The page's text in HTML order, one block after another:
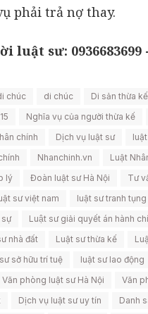
phải trả nợ thay.
sư: 0936683699 -
chúc di chúc Di sản thừa
Nghĩa vụ của người thừa kế
chính Dịch vụ luật sư
Nhanchinh.vn Luật
lý Đoàn luật sư Hà Nội Tư
sư việt nam luật sư tranh tụng
sự Luật sư giải quyết án hành
nhà đất Luật sư thừa kế
sở hữu trí tuệ luật sư lao động
Văn phòng luật sư Hà Nội Văn
Dịch vụ luật sư uy tín Danh